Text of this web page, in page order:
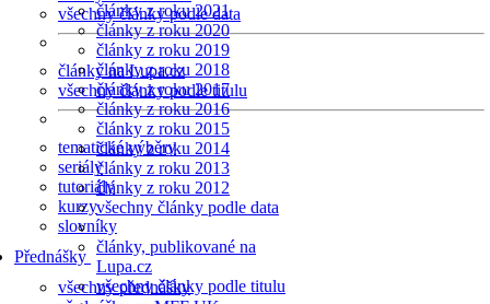
všechny články podle data
články na Lupa.cz
všechny články podle titulu
tematické výběry
seriály
tutoriály
kurzy
slovníky
Přednášky
všechny přednášky
články z roku 2021
články z roku 2020
články z roku 2019
články z roku 2018
články z roku 2017
články z roku 2016
články z roku 2015
články z roku 2014
články z roku 2013
články z roku 2012
všechny články podle data
články, publikované na
Lupa.cz
všechny články podle titulu